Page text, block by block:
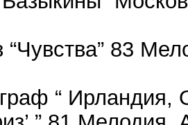
83
“ Ирландия,